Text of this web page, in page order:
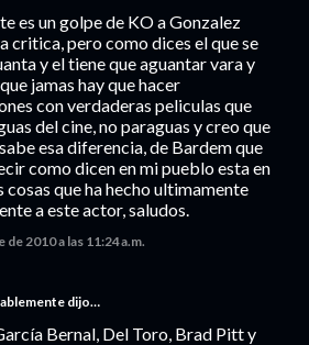
es un golpe de KO a Gonzalez
critica, pero como dices el que se
y el tiene que aguantar vara y
jamas hay que hacer
con verdaderas peliculas que
del cine, no paraguas y creo que
esa diferencia, de Bardem que
como dicen en mi pueblo esta en
cosas que ha hecho ultimamente
a este actor, saludos.
de 2010 a las 11:24 a.m.
dijo…
Bernal, Del Toro, Brad Pitt y